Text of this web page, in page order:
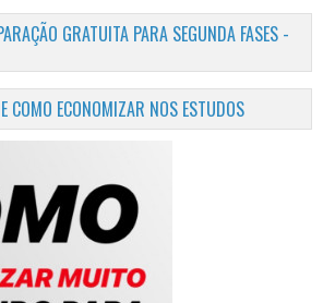
GRATUITA PARA SEGUNDA FASES -
COMO ECONOMIZAR NOS ESTUDOS